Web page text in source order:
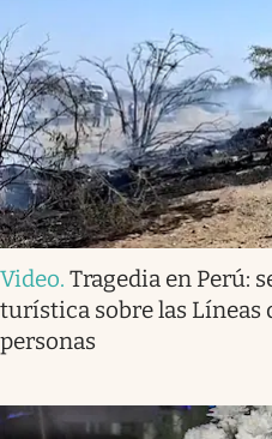
Video. Tragedia en Perú:
turística sobre las Líneas
personas